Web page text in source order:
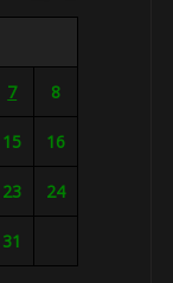
7 8
15 16
23 24
31
1️⃣ 8️⃣